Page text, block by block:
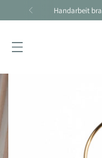
Handarbeit